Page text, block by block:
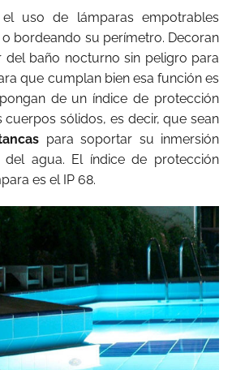
uso de lámparas empotrables
bordeando su perímetro. Decoran
del baño nocturno sin peligro para
que cumplan bien esa función es
de un índice de protección
sólidos, es decir, que sean
para soportar su inmersión
del agua. El índice de protección
es el IP 68.